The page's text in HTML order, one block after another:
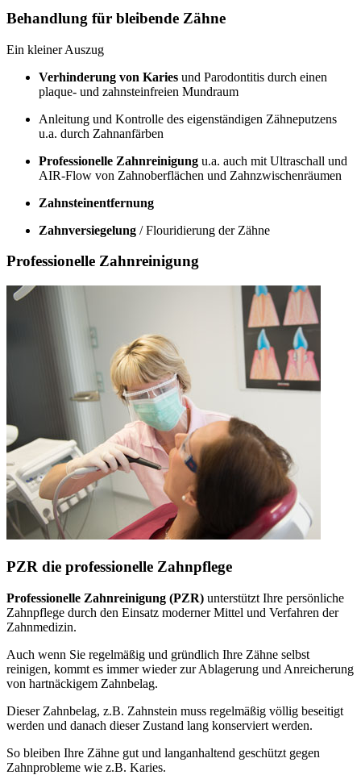
Behandlung für bleibende Zähne
Ein kleiner Auszug
Verhinderung von Karies und Parodontitis durch einen
plaque- und zahnsteinfreien Mundraum
Anleitung und Kontrolle des eigenständigen Zähneputzens
u.a. durch Zahnanfärben
Professionelle Zahnreinigung u.a. auch mit Ultraschall und
AIR-Flow von Zahnoberflächen und Zahnzwischenräumen
Zahnsteinentfernung
Zahnversiegelung / Flouridierung der Zähne
Professionelle Zahnreinigung
PZR die professionelle Zahnpflege
Professionelle Zahnreinigung (PZR) unterstützt Ihre persönliche
Zahnpflege durch den Einsatz moderner Mittel und Verfahren der
Zahnmedizin.
Auch wenn Sie regelmäßig und gründlich Ihre Zähne selbst
reinigen, kommt es immer wieder zur Ablagerung und Anreicherung
von hartnäckigem Zahnbelag.
Dieser Zahnbelag, z.B. Zahnstein muss regelmäßig völlig beseitigt
werden und danach dieser Zustand lang konserviert werden.
So bleiben Ihre Zähne gut und langanhaltend geschützt gegen
Zahnprobleme wie z.B. Karies.